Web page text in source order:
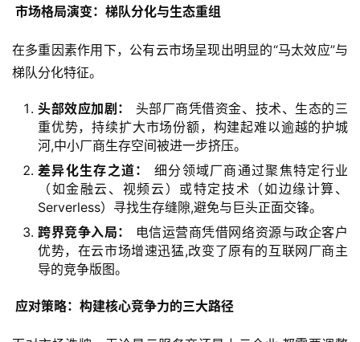
云
助
市场格局演变：梯队分化与生态重组
在多重因素作用下，公有云市场呈现出明显的“马太效应”与
梯队分化特征。
头部效应加剧：
头部厂商凭借资金、技术、生态的三
重优势，持续扩大市场份额，构建起难以逾越的护城
河,中小厂商生存空间被进一步挤压。
差异化生存之道：
细分领域厂商通过聚焦特定行业
（如金融云、视频云）或特定技术（如边缘计算、
Serverless）寻找生存缝隙,避免与巨头正面交锋。
跨界竞争入局：
电信运营商凭借网络资源与政企客户
优势，在云市场增速迅猛,改变了原有的互联网厂商主
导的竞争版图。
应对策略：构建核心竞争力的三大路径